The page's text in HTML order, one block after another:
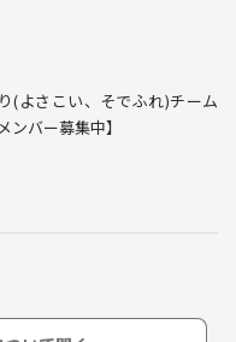
(よさこい、そでふれ)チーム
ンバー募集中】
たい」
のチームです！
一年を過ごして行く仲間を募